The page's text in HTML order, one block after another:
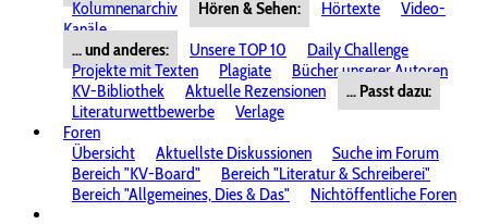
Kolumnenarchiv
Hören & Sehen: Hörtexte
Video-
Kanäle
... und anderes:
Unsere TOP 10
Daily Challenge
Projekte mit Texten
Plagiate
Bücher unserer Autoren
KV-Bibliothek
Aktuelle Rezensionen
... Passt dazu:
Literaturwettbewerbe
Verlage
Foren
Übersicht
Aktuellste Diskussionen
Suche im Forum
Bereich "KV-Board"
Bereich "Literatur & Schreiberei"
Bereich "Allgemeines, Dies & Das"
Nichtöffentliche Foren